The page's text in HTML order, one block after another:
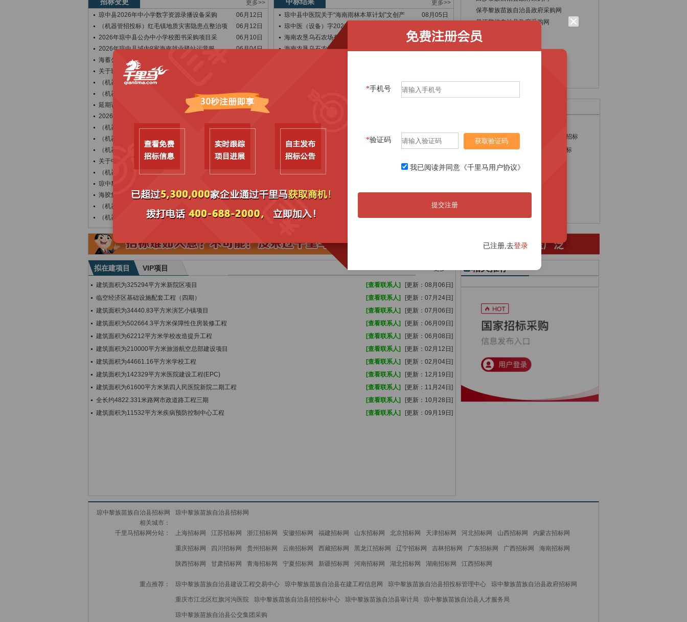
更多>>
琼中县2026年中小学数字资源录播设备采购
06月12日
（机器管招投标）红毛镇地质灾害隐患点整治项
06月12日
2026年琼中县公办中小学校图书采购项目采
06月10日
2026年琼中县域内8家海南就业驿站运营服
06月04日
海蓄公司琼中电厂溢洪道右侧混凝土挡墙与保安
关于琼中县长征镇农贸市场零星工程施工单位邀
（机器管招投标）营根镇饮水改造项目-变更公
（机器管招投标）2026年度大中型水库后期
05月27日
延期说明函
05月22日
2026年琼中县中小学校热水器采购项目采购
（机器管招投标）和平镇地质灾害基础设施建设
05月15日
（机器管招投标）什运乡灌溉水利维修项目（变
05月15日
（机器管招投标）营根镇饮水改造项目招标计划
关于中交一航局城建分公司琼中体教融合一期项
05月11日
（机器管招投标）关于“G224海榆中线路面
05月09日
琼中黎族苗族自治县人民医院污水处理站及水质
海胶集团乌石分公司室内全彩Q1.8H显示屏
05月06日
（机器管招投标）G224海榆中线路面修复养
（机器管招投标）S215长英线路面修复养护
04月30日
更多>>
琼中县中医院关于“海南雨林本草计划”文创产
08月05日
琼中医（设备）字2026第179号
海南农垦乌石农场有限公司海南琼中良种苗木繁
08月05日
海南农垦乌石农场有限公司海南琼中良种苗木繁
琼中黎族苗族自治县第四次全国农业普查数据采
08月04日
琼中黎族苗族自治县第四次全国农业普查数据采
08月04日
开标记录
琼中黎族苗族自治县疾病预防控制中心关于疟疾
08月01日
停车场对风景名胜区影响评价报告编制项目流标
07月31日
关于取消海南省琼中县中平镇供水工程环境影响
海胶集团橡胶林木采伐、运输谈判采购公告(加
07月31日
关于2026年“三支队伍”建设发展暨儋洋经
07月30日
琼中黎族苗族自治县中医院关于2026年非强
07月30日
保亭黎族苗族自治县政府采购网
昌江黎族自治县政府采购网
澄迈县政府采购网
乐东黎族自治县政府采购网
钢结构工程招标
电磁流量计招标
流量计招标
市政建设招标
门禁系统招标
教学设备招标
更多>>
拟在建项目 VIP项目
建筑面积为325294平方米新院区项目 [查看联系人]
[更新：08月06日]
临空经济区基础设施配套工程（四期）
[查看联系人]
[更新：07月24日]
建筑面积为34440.83平方米演艺小镇项目
[查看联系人]
[更新：07月06日]
建筑面积为502664.3平方米保障性住房装修工程
[查看联系人]
[更新：06月09日]
建筑面积为62212平方米学校改造提升工程
[查看联系人]
[更新：06月08日]
建筑面积为210000平方米旅游航空总部建设项目
[查看联系人]
[更新：02月12日]
建筑面积为44661.16平方米学校工程
[查看联系人]
[更新：02月04日]
建筑面积为142329平方米医院建设工程(EPC)
[查看联系人]
[更新：12月19日]
建筑面积为61600平方米第四人民医院新院二期工程
[查看联系人]
[更新：11月24日]
全长约4822.331米路网市政道路工程三期
[查看联系人]
[更新：10月28日]
建筑面积为11532平方米疾病预防控制中心工程
[查看联系人] [更新：09月19日]
相关推荐
琼中黎族苗族自治县招标网
相关城市：
琼中黎族苗族自治县招标网
千里马招标网分站： 上海招标网 江苏招标网 浙江招标网 安徽招标网 福建招标网 山东招标网 北京招标网 天津招标网 河北招标网 山西招标网 内蒙古招标网
重庆招标网 四川招标网 贵州招标网 云南招标网 西藏招标网 黑龙江招标网 辽宁招标网 吉林招标网 广东招标网 广西招标网 海南招标网
陕西招标网 甘肃招标网 青海招标网 宁夏招标网 新疆招标网 河南招标网 湖北招标网 湖南招标网 江西招标网
重点推荐： 琼中黎族苗族自治县建设工程交易中心 琼中黎族苗族自治县在建工程信息网 琼中黎族苗族自治县招投标管理中心 琼中黎族苗族自治县政府招标网
重庆市江北区红旗河沟医院 琼中黎族苗族自治县招投标中心 琼中黎族苗族自治县审计局 琼中黎族苗族自治县人才服务局
琼中黎族苗族自治县公交集团采购
*手机号
*验证码 获取验证码
我已阅读并同意《千里马用户协议》
提交注册
已注册,去登录